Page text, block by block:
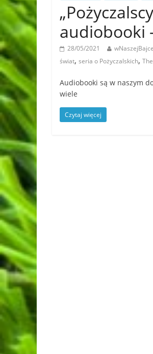
audiobooki
28/05/2021 wNaszejBajce
świat, seria o Pożyczalskich,
Audiobooki są w naszym
wiele
Czytaj więcej